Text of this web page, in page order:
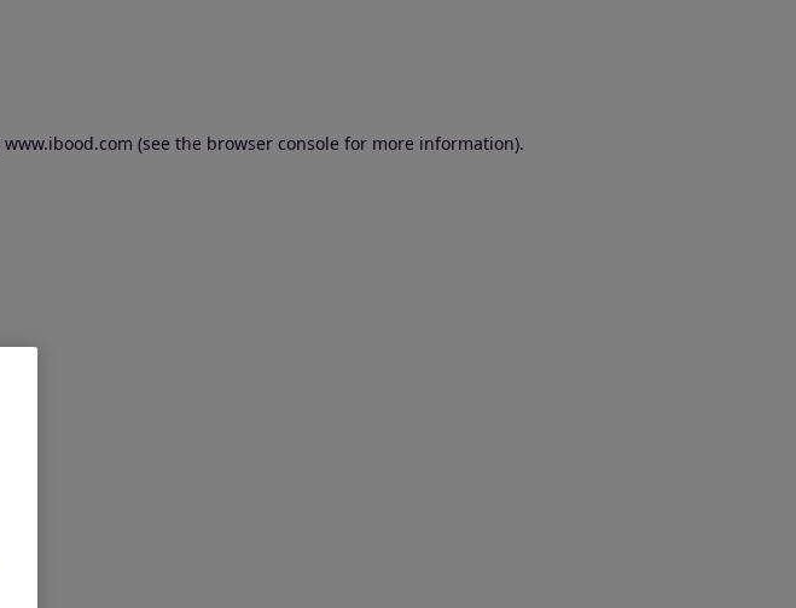
www.ibood.com (see the browser console for more information).